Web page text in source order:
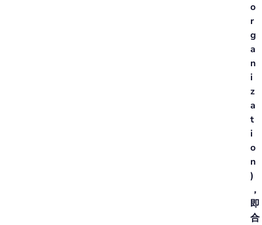
o
r
g
a
n
i
z
a
t
i
o
n
)
，
即
合